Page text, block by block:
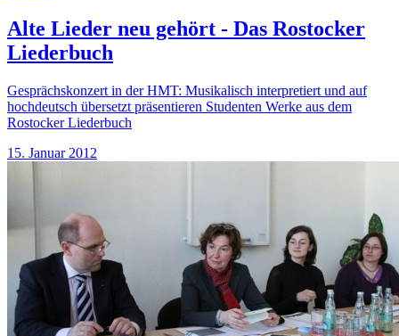
Alte Lieder neu gehört - Das Rostocker
Liederbuch
Gesprächskonzert in der HMT: Musikalisch interpretiert und auf
hochdeutsch übersetzt präsentieren Studenten Werke aus dem
Rostocker Liederbuch
15. Januar 2012